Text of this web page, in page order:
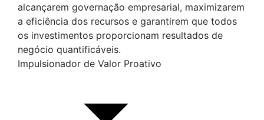
alcançarem governação empresarial, maximizarem
a eficiência dos recursos e garantirem que todos
os investimentos proporcionam resultados de
negócio quantificáveis.
Impulsionador de Valor Proativo